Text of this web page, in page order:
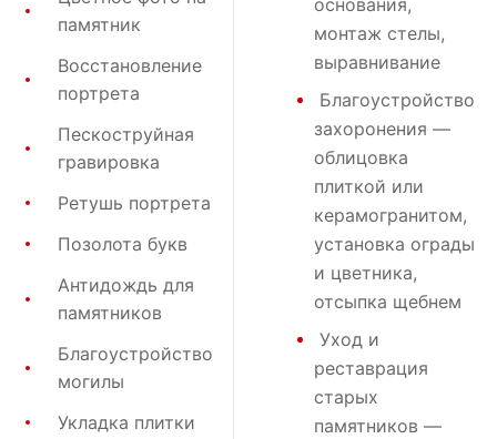
памятник
Восстановление
портрета
Пескоструйная
гравировка
Ретушь портрета
Позолота букв
Антидождь для
памятников
Благоустройство
могилы
Укладка плитки
основания,
монтаж стелы,
выравнивание
Благоустройство
захоронения —
облицовка
плиткой или
керамогранитом,
установка ограды
и цветника,
отсыпка щебнем
Уход и
реставрация
старых
памятников —